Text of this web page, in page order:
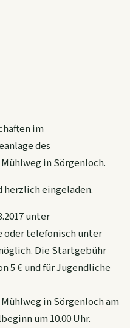
im
des
in Sörgenloch.
herzlich eingeladen.
unter
oder telefonisch unter
Die Startgebühr
5 € und für Jugendliche
in Sörgenloch am
um 10.00 Uhr.